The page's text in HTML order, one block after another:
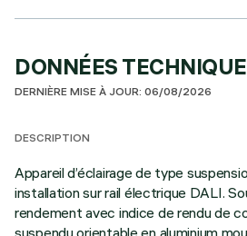
DONNÉES
DERNIÈRE MISE À JOUR: 06/08/2026
DESCRIPTION
Appareil d’éclairage de type
installation sur rail électrique DALI.
rendement avec indice de rendu de
suspendu orientable en aluminium